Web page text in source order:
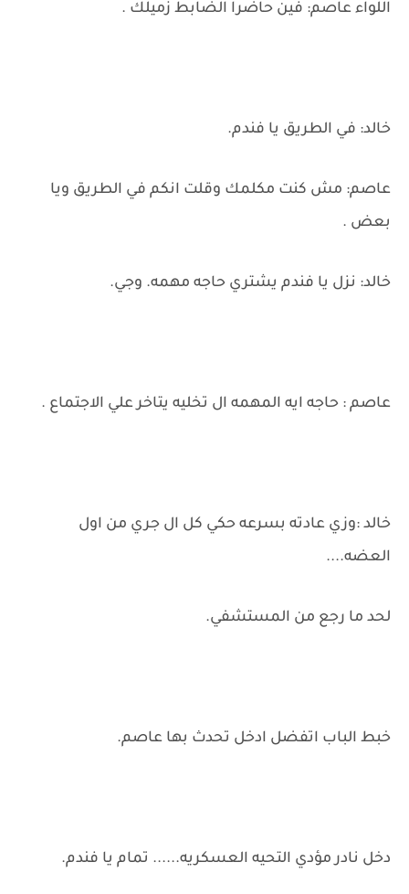
اللواء عاصم: فين حاضرا الضابط زميلك .
خالد: في الطريق يا فندم.
عاصم: مش كنت مكلمك وقلت انكم في الطريق ويا
بعض .
خالد: نزل يا فندم يشتري حاجه مهمه. وجي.
عاصم : حاجه ايه المهمه ال تخليه يتاخر علي الاجتماع .
خالد :وزي عادته بسرعه حكي كل ال جري من اول
العضه....
لحد ما رجع من المستشفي.
خبط الباب اتفضل ادخل تحدث بها عاصم.
دخل نادر مؤدي التحيه العسكريه...... تمام يا فندم.